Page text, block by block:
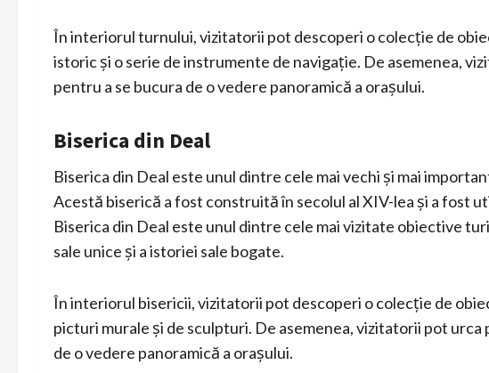
În interiorul turnului, vizitatorii pot descoperi o colecție de
istoric și o serie de instrumente de navigație. De asemenea,
pentru a se bucura de o vedere panoramică a orașului.
Biserica din Deal
Biserica din Deal este unul dintre cele mai vechi și mai
Acestă biserică a fost construită în secolul al XIV-lea și a fost
Biserica din Deal este unul dintre cele mai vizitate obiective
sale unice și a istoriei sale bogate.
În interiorul bisericii, vizitatorii pot descoperi o colecție de
picturi murale și de sculpturi. De asemenea, vizitatorii pot
de o vedere panoramică a orașului.